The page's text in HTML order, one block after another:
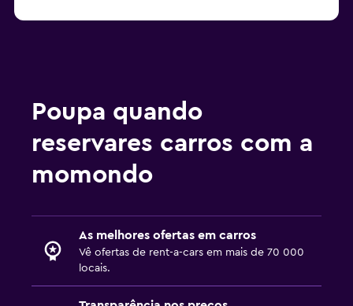
Poupa quando
reservares carros com a
momondo
As melhores ofertas em carros
Vê ofertas de rent-a-cars em mais de 70 000
locais.